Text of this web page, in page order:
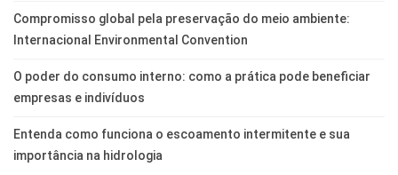
Compromisso global pela preservação do meio ambiente:
Internacional Environmental Convention
O poder do consumo interno: como a prática pode beneficiar
empresas e indivíduos
Entenda como funciona o escoamento intermitente e sua
importância na hidrologia